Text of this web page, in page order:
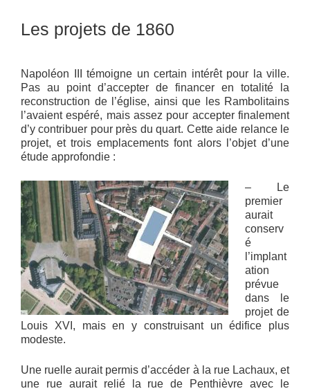
Les projets de 1860
Napoléon III témoigne un certain intérêt pour la ville.
Pas au point d’accepter de financer en totalité la
reconstruction de l’église, ainsi que les Rambolitains
l’avaient espéré, mais assez pour accepter finalement
d’y contribuer pour près du quart. Cette aide relance le
projet, et trois emplacements font alors l’objet d’une
étude approfondie :
– Le
premier
aurait
conserv
é
l’implant
ation
prévue
dans le
projet de
Louis XVI, mais en y construisant un édifice plus
modeste.
Une ruelle aurait permis d’accéder à la rue Lachaux, et
une rue aurait relié la rue de Penthièvre avec le